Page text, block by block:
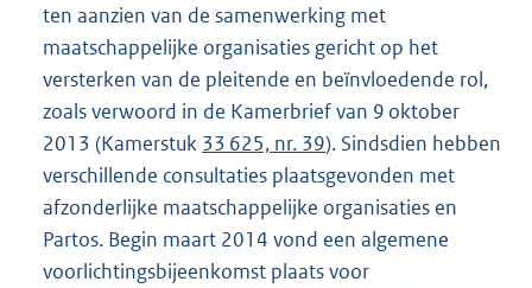
ten aanzien van de samenwerking met
maatschappelijke organisaties gericht op het
versterken van de pleitende en beïnvloedende rol,
zoals verwoord in de Kamerbrief van 9 oktober
2013 (Kamerstuk 33 625, nr. 39). Sindsdien hebben
verschillende consultaties plaatsgevonden met
afzonderlijke maatschappelijke organisaties en
Partos. Begin maart 2014 vond een algemene
voorlichtingsbijeenkomst plaats voor